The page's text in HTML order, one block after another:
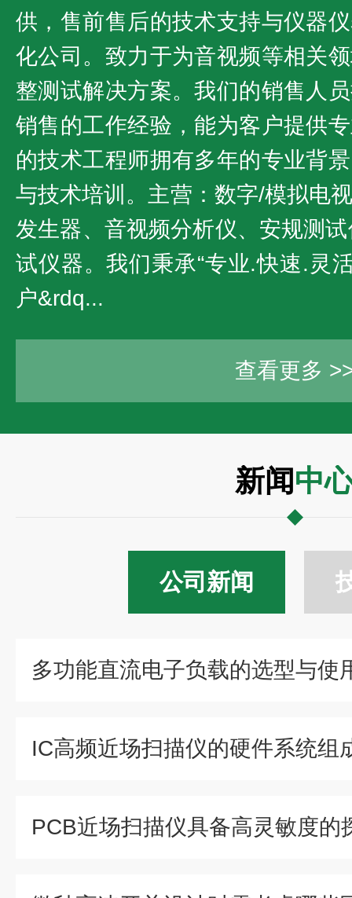
供，售前售后的技术支持与仪器
化公司。致力于为音视频等相关
整测试解决方案。我们的销售人
销售的工作经验，能为客户提供
的技术工程师拥有多年的专业背
与技术培训。主营：数字/模拟电
发生器、音视频分析仪、安规测
试仪器。我们秉承“专业.快速.灵
户&rdq...
查看更多
新闻中
公司新闻
多功能直流电子负载的选型与使
IC高频近场扫描仪的硬件系统组